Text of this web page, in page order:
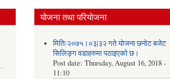
योजना तथा परियोजना
मितिः२०७५।०३|३२ गते योजना छनोट बजेट
सिलिङ्ग वडाहरुमा पठाइएको छ​।
Post date:Thursday, August 16, 2018 -
11:10